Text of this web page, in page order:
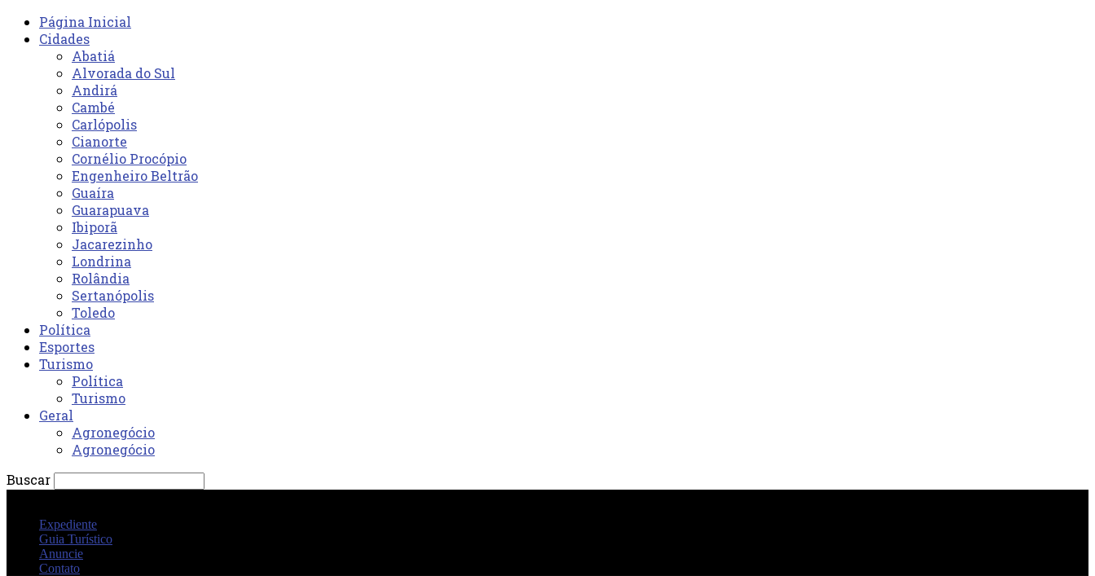
Página Inicial
Cidades
Abatiá
Alvorada do Sul
Andirá
Cambé
Carlópolis
Cianorte
Cornélio Procópio
Engenheiro Beltrão
Guaíra
Guarapuava
Ibiporã
Jacarezinho
Londrina
Rolândia
Sertanópolis
Toledo
Política
Esportes
Turismo
Política
Turismo
Geral
Agronegócio
Agronegócio
Buscar
Expediente
Guia Turístico
Anuncie
Contato